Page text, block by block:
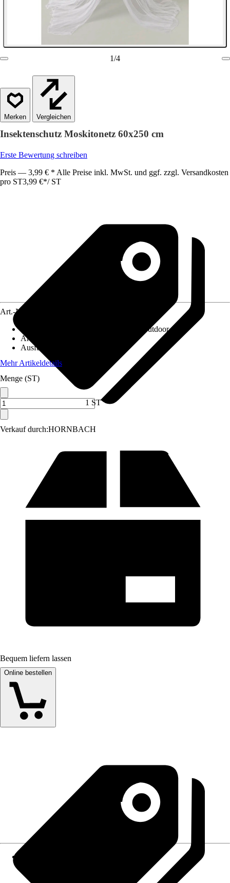
1/4
Vergleichen
Insektenschutz Moskitonetz 60x250 cm
Erste Bewertung schreiben
Preis — 3,99 € * Alle Preise inkl. MwSt. und ggf. zzgl. Versandkosten
pro ST3,99 €*/ ST
Verkauf durch:HORNBACH
Art.-Nr.
Insektenschutz Outdoor
Artikeltyp
Ausführung
Mehr Artikeldetails
Menge (ST)
1 ST
Bequem liefern lassen
Online bestellen